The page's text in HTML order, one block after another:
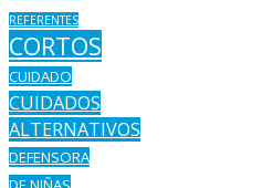
REFERENTES
CORTOS
CUIDADO
CUIDADOS
ALTERNATIVOS
DEFENSORA